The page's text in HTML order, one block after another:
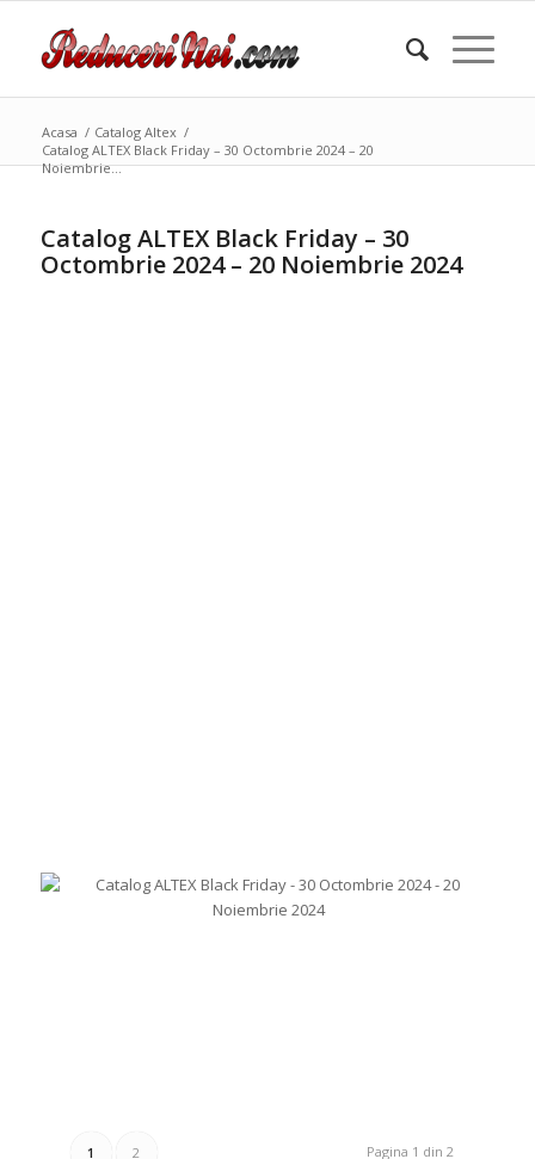
Acasa / Catalog Altex /
Catalog ALTEX Black Friday – 30 Octombrie 2024 – 20
Noiembrie...
Catalog ALTEX Black Friday – 30
Octombrie 2024 – 20 Noiembrie 2024
Pagina 1 din 2
1 2